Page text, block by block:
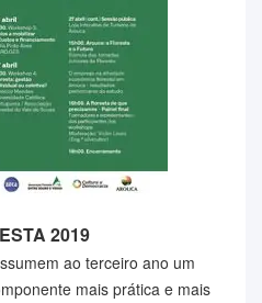
2019
ao terceiro ano um
mais prática e mais